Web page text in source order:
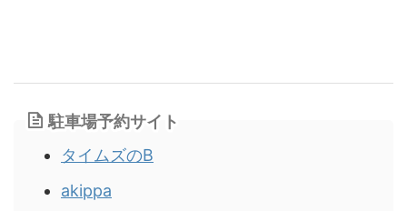
駐車場予約サイト
タイムズのB
akippa